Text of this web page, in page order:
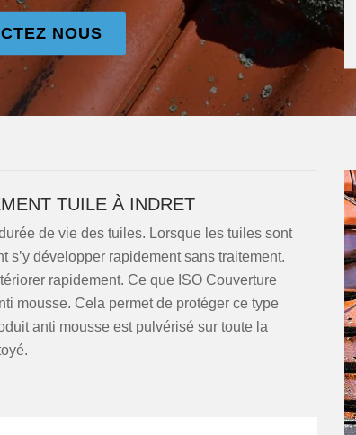
NOUS
TUILE À INDRET
de vie des tuiles. Lorsque les tuiles sont
s’y développer rapidement sans traitement.
rapidement. Ce que ISO Couverture
mousse. Cela permet de protéger ce type
anti mousse est pulvérisé sur toute la